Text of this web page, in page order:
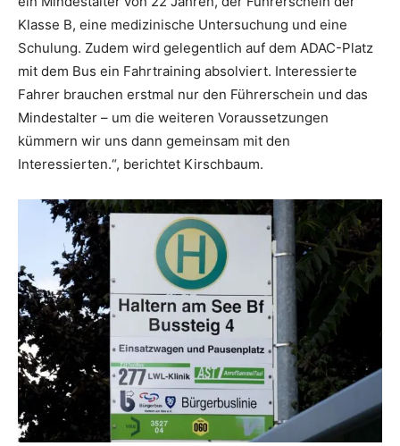
Klasse B, eine medizinische Untersuchung und eine
Schulung. Zudem wird gelegentlich auf dem ADAC-Platz
mit dem Bus ein Fahrtraining absolviert. Interessierte
Fahrer brauchen erstmal nur den Führerschein und das
Mindestalter – um die weiteren Voraussetzungen
kümmern wir uns dann gemeinsam mit den
Interessierten.“, berichtet Kirschbaum.